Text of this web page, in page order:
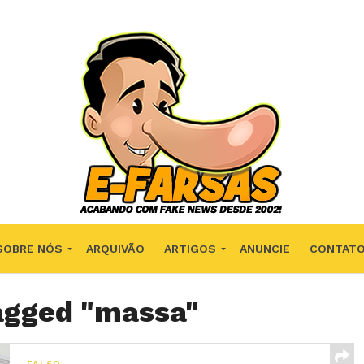
NÓS ARQUIVÃO ARTIGOS ANUNCIE CONTATO
"massa"